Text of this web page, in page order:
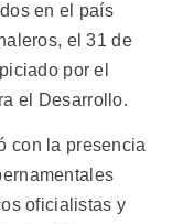
en el país
el 31 de
por el
el Desarrollo.
con la presencia
oficialistas y